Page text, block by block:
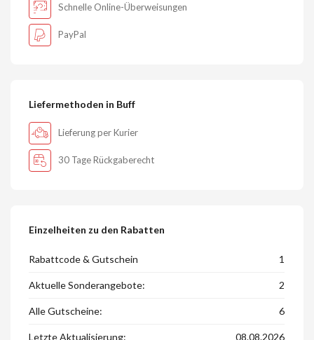
Schnelle Online-Überweisungen
PayPal
Liefermethoden in Buff
Lieferung per Kurier
30 Tage Rückgaberecht
Einzelheiten zu den Rabatten
Rabattcode & Gutschein 1
Aktuelle Sonderangebote: 2
Alle Gutscheine: 6
Letzte Aktualisierung: 08.08.2026